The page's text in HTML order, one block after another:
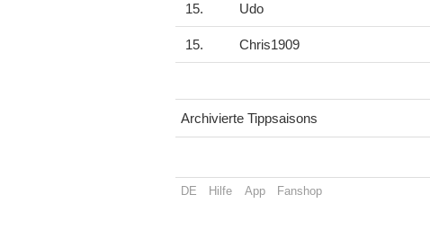
15. Udo
15. Chris1909
Archivierte Tippsaisons
DE Hilfe App Fanshop